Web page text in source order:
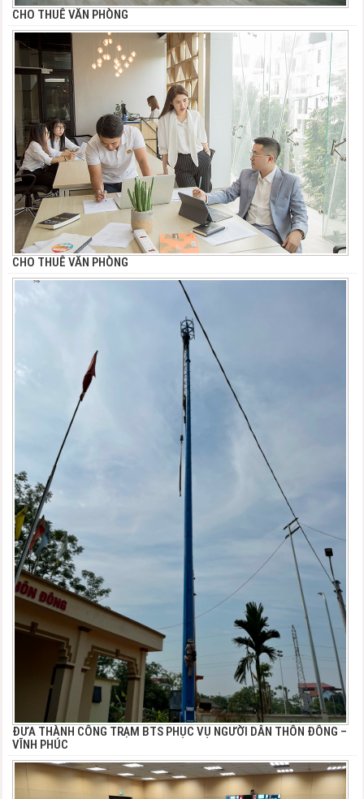
CHO THUÊ VĂN PHÒNG
CHO THUÊ VĂN PHÒNG
ĐƯA THÀNH CÔNG TRẠM BTS PHỤC VỤ NGƯỜI DÂN THÔN ĐÔNG –
VĨNH PHÚC